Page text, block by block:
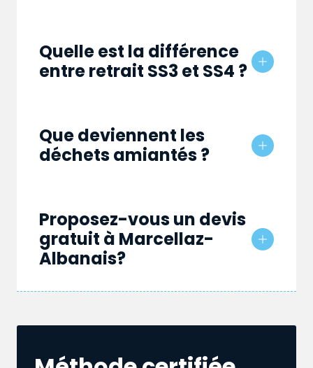
Quelle est la différence
entre retrait SS3 et SS4 ?
Que deviennent les
déchets amiantés ?
Proposez-vous un devis
gratuit à Marcellaz-
Albanais?